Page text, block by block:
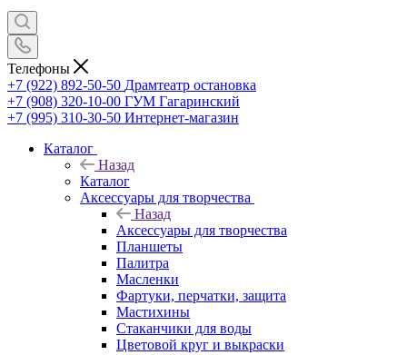
Телефоны
+7 (922) 892-50-50 Драмтеатр остановка
+7 (908) 320-10-00 ГУМ Гагаринский
+7 (995) 310-30-50 Интернет-магазин
Каталог
Назад
Каталог
Аксессуары для творчества
Назад
Аксессуары для творчества
Планшеты
Палитра
Масленки
Фартуки, перчатки, защита
Мастихины
Стаканчики для воды
Цветовой круг и выкраски